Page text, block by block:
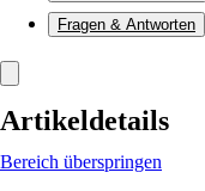
Fragen & Antworten
Artikeldetails
Bereich überspringen